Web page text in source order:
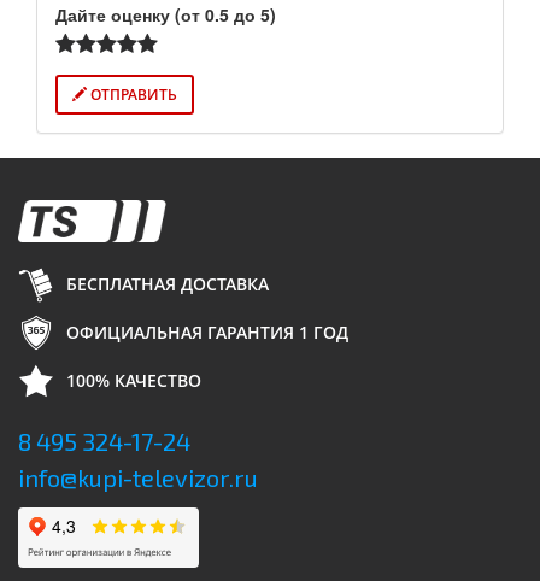
Дайте оценку (от 0.5 до 5)
ОТПРАВИТЬ
БЕСПЛАТНАЯ ДОСТАВКА
ОФИЦИАЛЬНАЯ ГАРАНТИЯ 1 ГОД
100% КАЧЕСТВО
8 495 324-17-24
info@kupi-televizor.ru